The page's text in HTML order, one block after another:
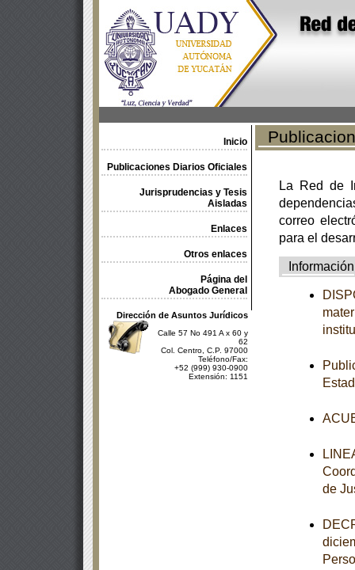
Inicio
Publicaciones Diarios Oficiales
Jurisprudencias y Tesis
Aisladas
Enlaces
Otros enlaces
Página del
Abogado General
Dirección de Asuntos Jurídicos
Calle 57 No 491 A x 60 y
62
Col. Centro, C.P. 97000
Teléfono/Fax:
+52 (999) 930-0900
Extensión: 1151
La Red de
correo
para el
Información
de